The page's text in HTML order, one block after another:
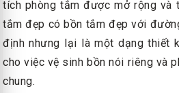
tích phòng tắm được mở rộng và
tắm đẹp có bồn tắm đẹp với
định nhưng lại là một dạng thiết
cho việc vệ sinh bồn nói riêng và
chung.